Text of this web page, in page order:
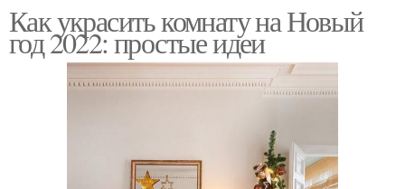
Как украсить комнату на Новый
год 2022: простые идеи